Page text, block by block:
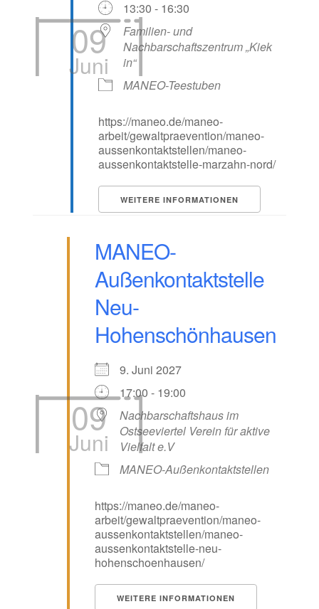
09
Juni
13:30 - 16:30
Familien- und
Nachbarschaftszentrum „Kiek
in“
MANEO-Teestuben
https://maneo.de/maneo-
arbeit/gewaltpraevention/maneo-
aussenkontaktstellen/maneo-
aussenkontaktstelle-marzahn-nord/
WEITERE INFORMATIONEN
09
Juni
MANEO-
Außenkontaktstelle
Neu-
Hohenschönhausen
9. Juni 2027
17:00 - 19:00
Nachbarschaftshaus im
Ostseeviertel Verein für aktive
Vielfalt e.V
MANEO-Außenkontaktstellen
https://maneo.de/maneo-
arbeit/gewaltpraevention/maneo-
aussenkontaktstellen/maneo-
aussenkontaktstelle-neu-
hohenschoenhausen/
WEITERE INFORMATIONEN